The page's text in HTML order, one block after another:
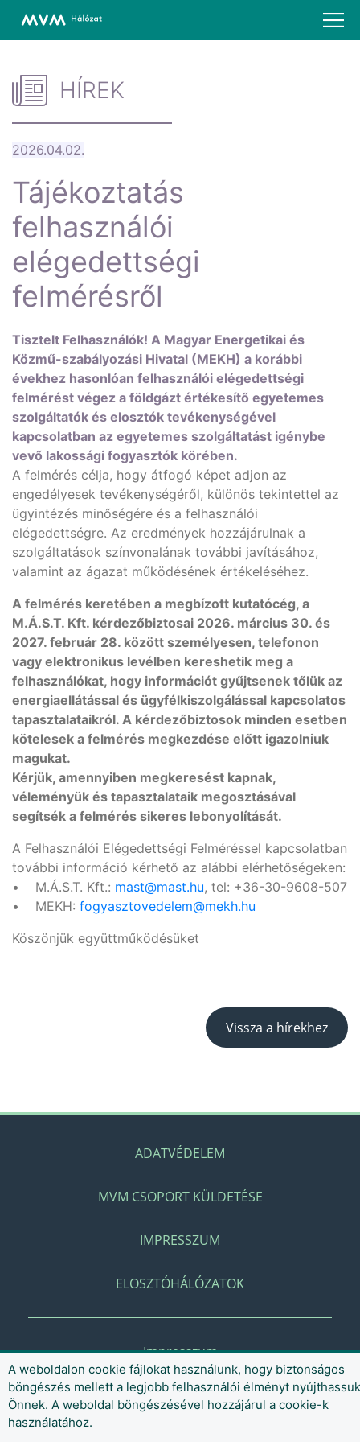
HÍREK
2026.04.02.
Tájékoztatás
felhasználói
elégedettségi
felmérésről
Tisztelt Felhasználók! A Magyar Energetikai és
Közmű-szabályozási Hivatal (MEKH) a korábbi
évekhez hasonlóan felhasználói elégedettségi
felmérést végez a földgázt értékesítő egyetemes
szolgáltatók és elosztók tevékenységével
kapcsolatban az egyetemes szolgáltatást igénybe
vevő lakossági fogyasztók körében.
A felmérés célja, hogy átfogó képet adjon az
engedélyesek tevékenységéről, különös tekintettel az
ügyintézés minőségére és a felhasználói
elégedettségre. Az eredmények hozzájárulnak a
szolgáltatások színvonalának további javításához,
valamint az ágazat működésének értékeléséhez.
A felmérés keretében a megbízott kutatócég, a
M.Á.S.T. Kft. kérdezőbiztosai 2026. március 30. és
2027. február 28. között személyesen, telefonon
vagy elektronikus levélben kereshetik meg a
felhasználókat, hogy információt gyűjtsenek tőlük az
energiaellátással és ügyfélkiszolgálással kapcsolatos
tapasztalataikról. A kérdezőbiztosok minden esetben
kötelesek a felmérés megkezdése előtt igazolniuk
magukat.
Kérjük, amennyiben megkeresést kapnak,
véleményük és tapasztalataik megosztásával
segítsék a felmérés sikeres lebonyolítását.
A Felhasználói Elégedettségi Felméréssel kapcsolatban
további információ kérhető az alábbi elérhetőségeken:
• M.Á.S.T. Kft.: mast@mast.hu, tel: +36-30-9608-507
• MEKH: fogyasztovedelem@mekh.hu
Köszönjük együttműködésüket
Vissza a hírekhez
ADATVÉDELEM
MVM CSOPORT KÜLDETÉSE
IMPRESSZUM
ELOSZTÓHÁLÓZATOK
Impresszum
A weboldalon cookie fájlokat használunk, hogy biztonságos
böngészés mellett a legjobb felhasználói élményt nyújthassuk
Önnek. A weboldal böngészésével hozzájárul a cookie-k
használatához.